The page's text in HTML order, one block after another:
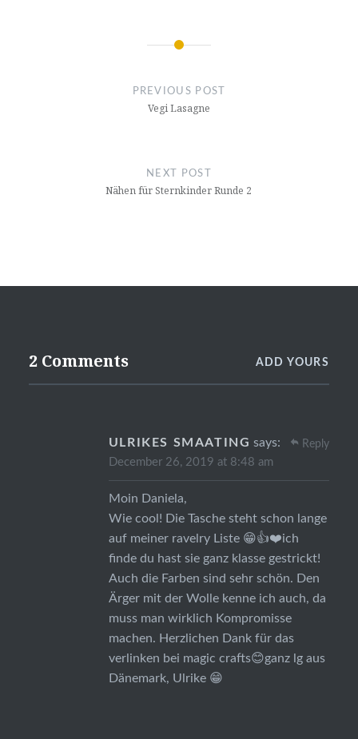
PREVIOUS POST
Vegi Lasagne
NEXT POST
Nähen für Sternkinder Runde 2
2 Comments ADD YOURS
ULRIKES SMAATING says:
December 26, 2019 at 8:48 am
Moin Daniela,
Wie cool! Die Tasche steht schon lange
auf meiner ravelry Liste 😁👍❤️ich
finde du hast sie ganz klasse gestrickt!
Auch die Farben sind sehr schön. Den
Ärger mit der Wolle kenne ich auch, da
muss man wirklich Kompromisse
machen. Herzlichen Dank für das
verlinken bei magic crafts😊ganz lg aus
Dänemark, Ulrike 😁
Reply